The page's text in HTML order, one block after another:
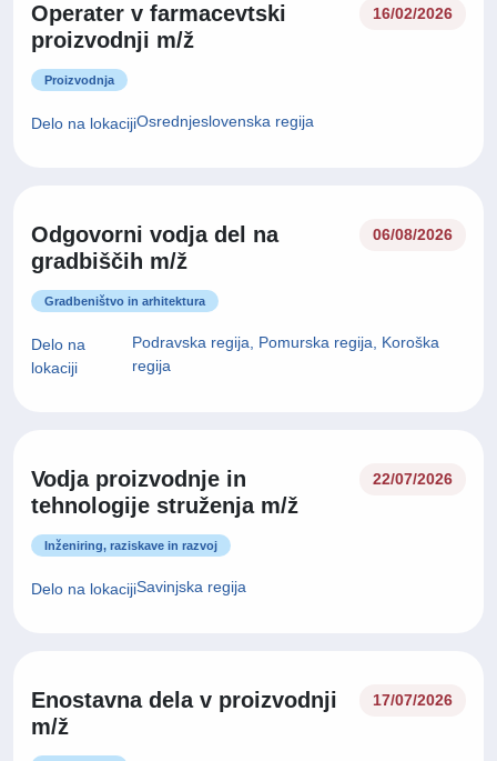
Operater v farmacevtski
proizvodnji m/ž
16/02/2026
Proizvodnja
Delo na lokacijiOsrednjeslovenska regija
Odgovorni vodja del na
gradbiščih m/ž
06/08/2026
Gradbeništvo in arhitektura
Delo na
lokaciji
Podravska regija, Pomurska regija, Koroška
regija
Vodja proizvodnje in
tehnologije struženja m/ž
22/07/2026
Inženiring, raziskave in razvoj
Delo na lokacijiSavinjska regija
Enostavna dela v proizvodnji
m/ž
17/07/2026